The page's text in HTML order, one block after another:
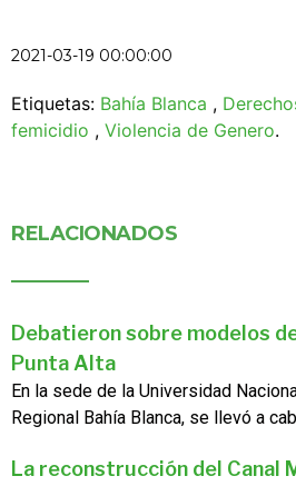
2021-03-19 00:00:00
Etiquetas: Bahía Blanca ,
femicidio , Violencia de Genero.
RELACIONADOS
Debatieron sobre modelos
Punta Alta
En la sede de la Universidad
Regional Bahía Blanca, se llevó a
La reconstrucción del Canal